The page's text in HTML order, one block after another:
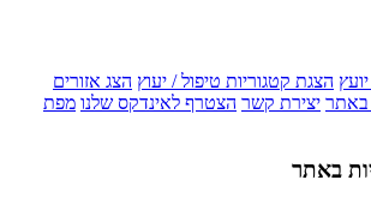
הצגת קטגוריות טיפול / יעוץ הצג אזורים
באתר יצירת קשר הצטרף לאינדקס שלנו מפת
באתר